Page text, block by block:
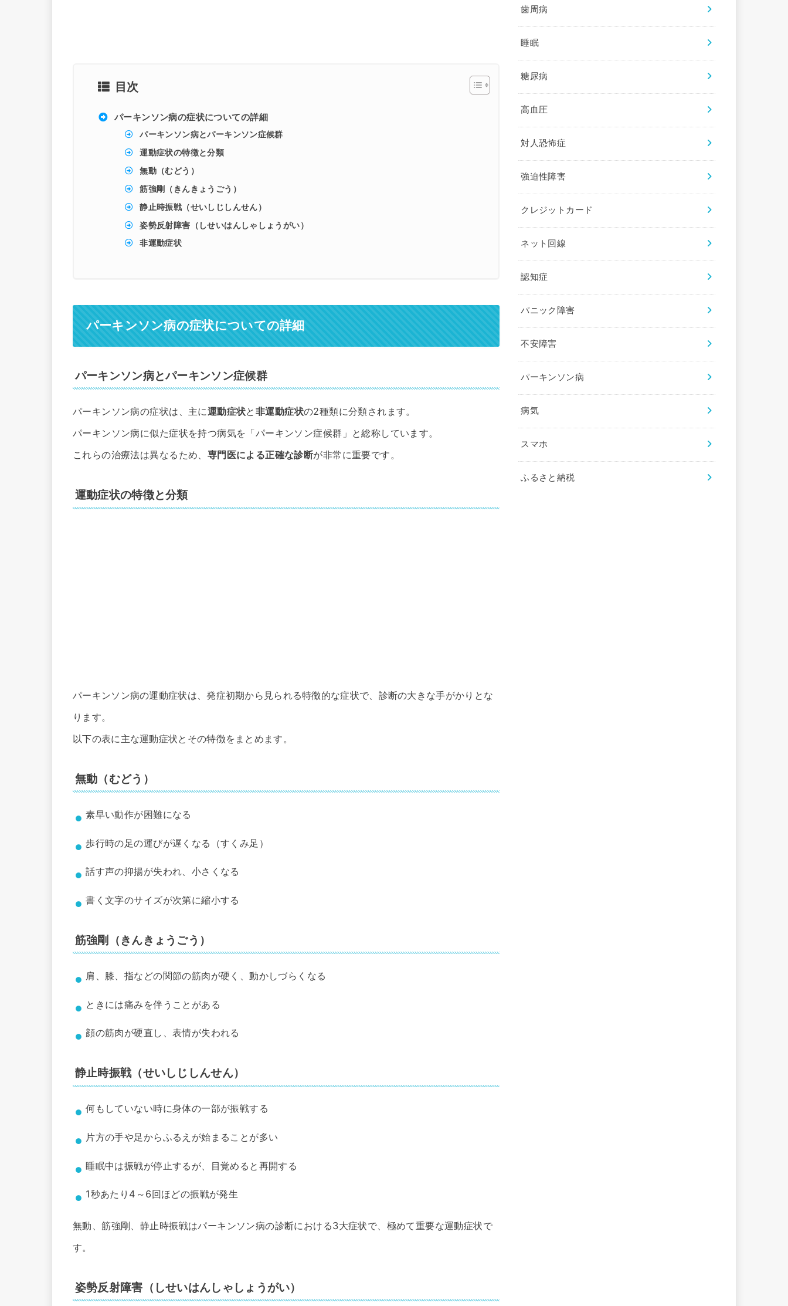
目次
パーキンソン病の症状についての詳細
パーキンソン病とパーキンソン症候群
運動症状の特徴と分類
無動（むどう）
筋強剛（きんきょうごう）
静止時振戦（せいしじしんせん）
姿勢反射障害（しせいはんしゃしょうがい）
非運動症状
パーキンソン病の症状についての詳細
パーキンソン病とパーキンソン症候群
パーキンソン病の症状は、主に運動症状と 非運動症状の2種類に分類されます。
パーキンソン病に似た症状を持つ病気を「パーキンソン症候群」と総称しています。
これらの治療法は異なるため、 専門医による正確な診断が非常に重要です。
運動症状の特徴と分類
パーキンソン病の運動症状は、発症初期から見られる特徴的な症状で、診断の大きな手がかりとな
ります。
以下の表に主な運動症状とその特徴をまとめます。
無動（むどう）
素早い動作が困難になる
歩行時の足の運びが遅くなる（すくみ足）
話す声の抑揚が失われ、小さくなる
書く文字のサイズが次第に縮小する
筋強剛（きんきょうごう）
肩、膝、指などの関節の筋肉が硬く、動かしづらくなる
ときには痛みを伴うことがある
顔の筋肉が硬直し、表情が失われる
静止時振戦（せいしじしんせん）
何もしていない時に身体の一部が振戦する
片方の手や足からふるえが始まることが多い
睡眠中は振戦が停止するが、目覚めると再開する
1秒あたり4～6回ほどの振戦が発生
無動、筋強剛、静止時振戦はパーキンソン病の診断における3大症状で、極めて重要な運動症状で
す。
姿勢反射障害（しせいはんしゃしょうがい）
歯周病
睡眠
糖尿病
高血圧
対人恐怖症
強迫性障害
クレジットカード
ネット回線
認知症
パニック障害
不安障害
パーキンソン病
病気
スマホ
ふるさと納税